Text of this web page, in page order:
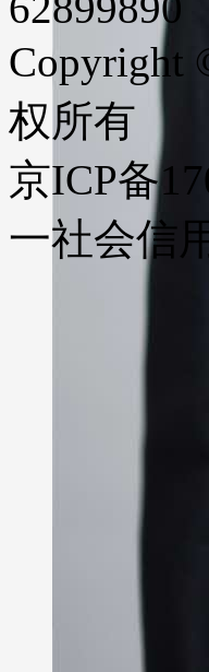
Copyright
权所有
京ICP备
一社会信